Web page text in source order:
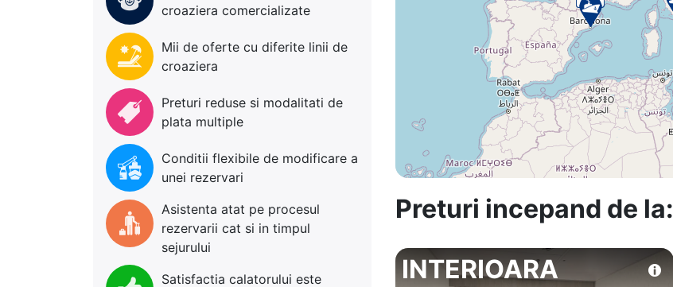
croaziera comercializate
Mii de oferte cu diferite linii de
croaziera
Preturi reduse si modalitati de
plata multiple
Conditii flexibile de modificare a
unei rezervari
Asistenta atat pe procesul
rezervarii cat si in timpul
sejurului
Satisfactia calatorului este
Preturi incepand de la:
INTERIOARA